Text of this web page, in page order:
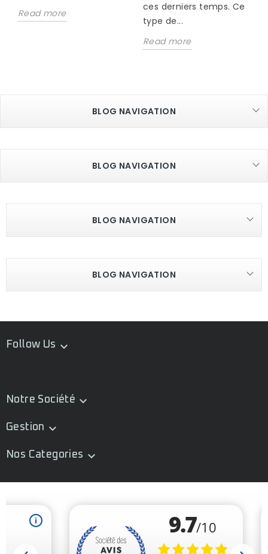
Read more
ces derniers temps. Ce
type de...
Read more
BLOG NAVIGATION
BLOG NAVIGATION
BLOG NAVIGATION
BLOG NAVIGATION
Follow Us 
Notre Société 
Gestion 
Nos Categories 